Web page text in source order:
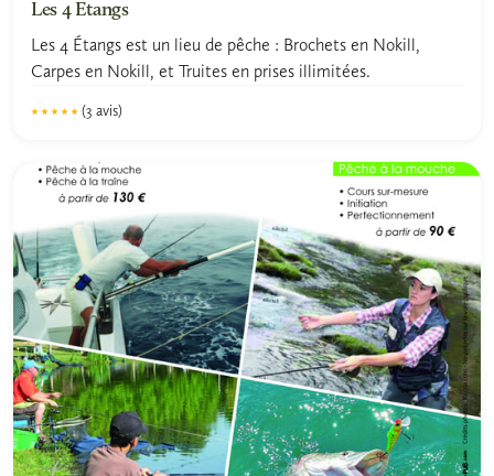
Les 4 Etangs
Les 4 Étangs est un lieu de pêche : Brochets en Nokill,
Carpes en Nokill, et Truites en prises illimitées.
★★★★★
★★★★★ (3 avis)